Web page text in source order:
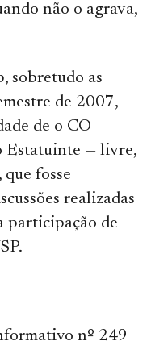
não o agrava,
sobretudo as
de 2007,
de o CO
Estatuinte — livre,
fosse
realizadas
participação de
nº 249